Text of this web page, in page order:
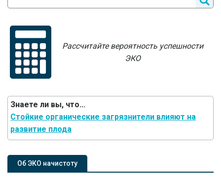
Рассчитайте вероятность успешности
ЭКО
Знаете ли вы, что...
Стойкие органические загрязнители влияют на
развитие плода
Об ЭКО начистоту